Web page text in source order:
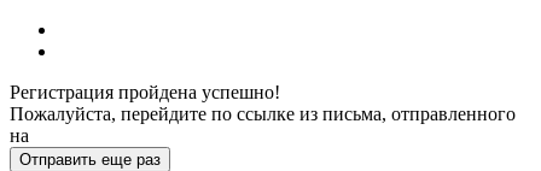
Регистрация пройдена успешно!
Пожалуйста, перейдите по ссылке из письма, отправленного
на
Отправить еще раз